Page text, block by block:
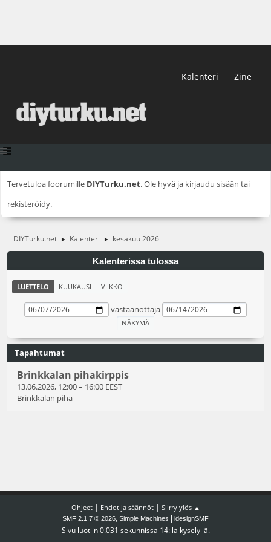
Kalenteri Zine
Tervetuloa foorumille DIYTurku.net. Ole hyvä ja kirjaudu sisään tai
rekisteröidy.
DIYTurku.net ► Kalenteri ► kesäkuu 2026
Kalenterissa tulossa
LUETTELO KUUKAUSI VIIKKO
vastaanottaja
Tapahtumat
Brinkkalan pihakirppis
13.06.2026, 12:00– 16:00 EEST
Brinkkalan piha
Ohjeet| Ehdot ja säännöt| Siirry ylös ▲
SMF 2.1.7 © 2026, Simple Machines idesignSMF
Sivu luotiin 0.031 sekunnissa 14:lla kyselyllä.